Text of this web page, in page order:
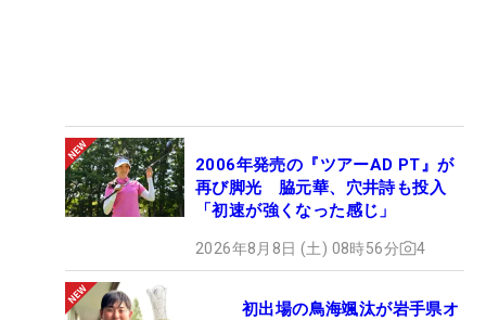
2006年発売の『ツアーAD PT』が
再び脚光 脇元華、穴井詩も投入
「初速が強くなった感じ」
2026年8月8日 (土) 08時56分 4
初出場の鳥海颯汰が岩手県オ